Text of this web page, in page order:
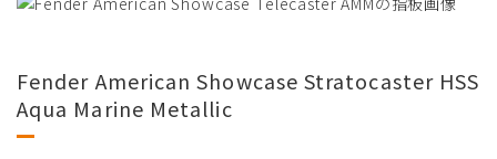
Fender American Showcase Stratocaster HSS
Aqua Marine Metallic